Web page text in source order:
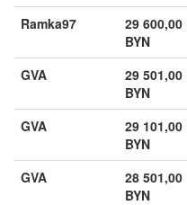
Ramka97
29 600,00
BYN
GVA
29 501,00
BYN
GVA
29 101,00
BYN
GVA
28 501,00
BYN